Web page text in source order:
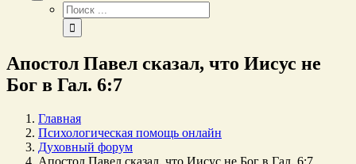
Результат
поиска:
Апостол Павел сказал, что Иисус не
Бог в Гал. 6:7
Главная
Психологическая помощь онлайн
Духовный форум
Апостол Павел сказал, что Иисус не Бог в Гал. 6:7